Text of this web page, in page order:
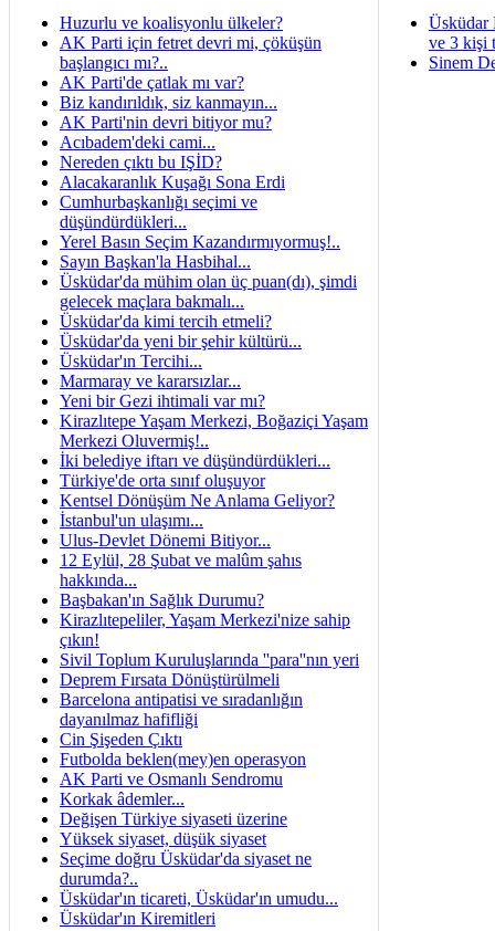
Huzurlu ve koalisyonlu ülkeler?
AK Parti için fetret devri mi, çöküşün
başlangıcı mı?..
AK Parti'de çatlak mı var?
Biz kandırıldık, siz kanmayın...
AK Parti'nin devri bitiyor mu?
Acıbadem'deki cami...
Nereden çıktı bu IŞİD?
Alacakaranlık Kuşağı Sona Erdi
Cumhurbaşkanlığı seçimi ve
düşündürdükleri...
Yerel Basın Seçim Kazandırmıyormuş!..
Sayın Başkan'la Hasbihal...
Üsküdar'da mühim olan üç puan(dı), şimdi
gelecek maçlara bakmalı...
Üsküdar'da kimi tercih etmeli?
Üsküdar'da yeni bir şehir kültürü...
Üsküdar'ın Tercihi...
Marmaray ve kararsızlar...
Yeni bir Gezi ihtimali var mı?
Kirazlıtepe Yaşam Merkezi, Boğaziçi Yaşam
Merkezi Oluvermiş!..
İki belediye iftarı ve düşündürdükleri...
Türkiye'de orta sınıf oluşuyor
Kentsel Dönüşüm Ne Anlama Geliyor?
İstanbul'un ulaşımı...
Ulus-Devlet Dönemi Bitiyor...
12 Eylül, 28 Şubat ve malûm şahıs
hakkında...
Başbakan'ın Sağlık Durumu?
Kirazlıtepeliler, Yaşam Merkezi'nize sahip
çıkın!
Sivil Toplum Kuruluşlarında ''para''nın yeri
Deprem Fırsata Dönüştürülmeli
Barcelona antipatisi ve sıradanlığın
dayanılmaz hafifliği
Cin Şişeden Çıktı
Futbolda beklen(mey)en operasyon
AK Parti ve Osmanlı Sendromu
Korkak âdemler...
Değişen Türkiye siyaseti üzerine
Yüksek siyaset, düşük siyaset
Seçime doğru Üsküdar'da siyaset ne
durumda?..
Üsküdar'ın ticareti, Üsküdar'ın umudu...
Üsküdar'ın Kiremitleri
Üsküdar
ve 3 kişi
Sinem